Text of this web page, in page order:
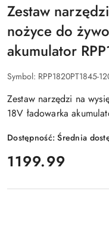
Zestaw
nożyce do
akumulator
Symbol: RPP1820PT1845-
Zestaw narzędzi na
18V ładowarka
Dostępność:Średnia
cena:
1199.99